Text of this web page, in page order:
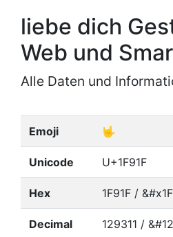
liebe dich
Web und
Alle Daten und
Emoji 🤟
Unicode U+1F91F
Hex 1F91F /
Decimal 129311 /